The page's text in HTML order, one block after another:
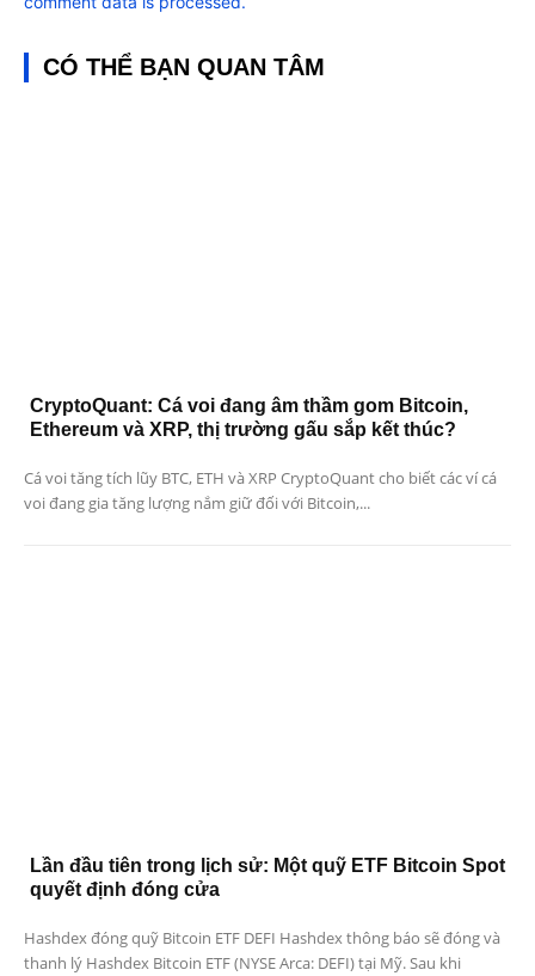
CÓ THỂ BẠN QUAN TÂM
CryptoQuant: Cá voi đang âm thầm gom Bitcoin,
Ethereum và XRP, thị trường gấu sắp kết thúc?
Cá voi tăng tích lũy BTC, ETH và XRP CryptoQuant cho biết các ví cá
voi đang gia tăng lượng nắm giữ đối với Bitcoin,...
Lần đầu tiên trong lịch sử: Một quỹ ETF Bitcoin Spot
quyết định đóng cửa
Hashdex đóng quỹ Bitcoin ETF DEFI Hashdex thông báo sẽ đóng và
thanh lý Hashdex Bitcoin ETF (NYSE Arca: DEFI) tại Mỹ. Sau khi